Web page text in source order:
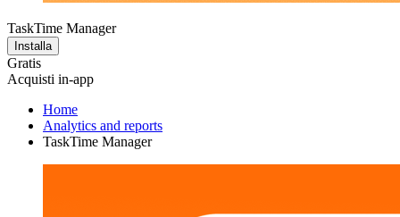
TaskTime Manager
Installa
Gratis
Acquisti in-app
Home
Analytics and reports
TaskTime Manager